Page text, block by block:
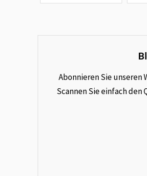
Abonnieren Sie
Scannen Sie einfach